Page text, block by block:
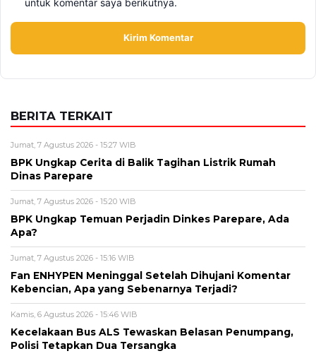
Dinas Parepare
BPK Ungkap Temuan Perjadin Dinkes Parepare, Ada
Jumat, 7 Agustus 2026 - 15:16 WIB
Fan ENHYPEN Meninggal Setelah Dihujani Komentar
Kebencian, Apa yang Sebenarnya Terjadi?
Kamis, 6 Agustus 2026 - 15:46 WIB
Kecelakaan Bus ALS Tewaskan Belasan Penumpang,
Polisi Tetapkan Dua Tersangka
Kamis, 6 Agustus 2026 - 15:25 WIB
Sarwendah Disebut Setia Dampingi Ruben Onsu Saat
Kondisi Kritis, Ini Kabar Terbarunya
BERITA TERBARU